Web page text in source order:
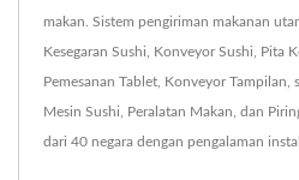
makan. Sistem pengiriman makanan
Kesegaran Sushi, Konveyor Sushi, Pita
Pemesanan Tablet, Konveyor Tampilan,
Mesin Sushi, Peralatan Makan, dan
dari 40 negara dengan pengalaman